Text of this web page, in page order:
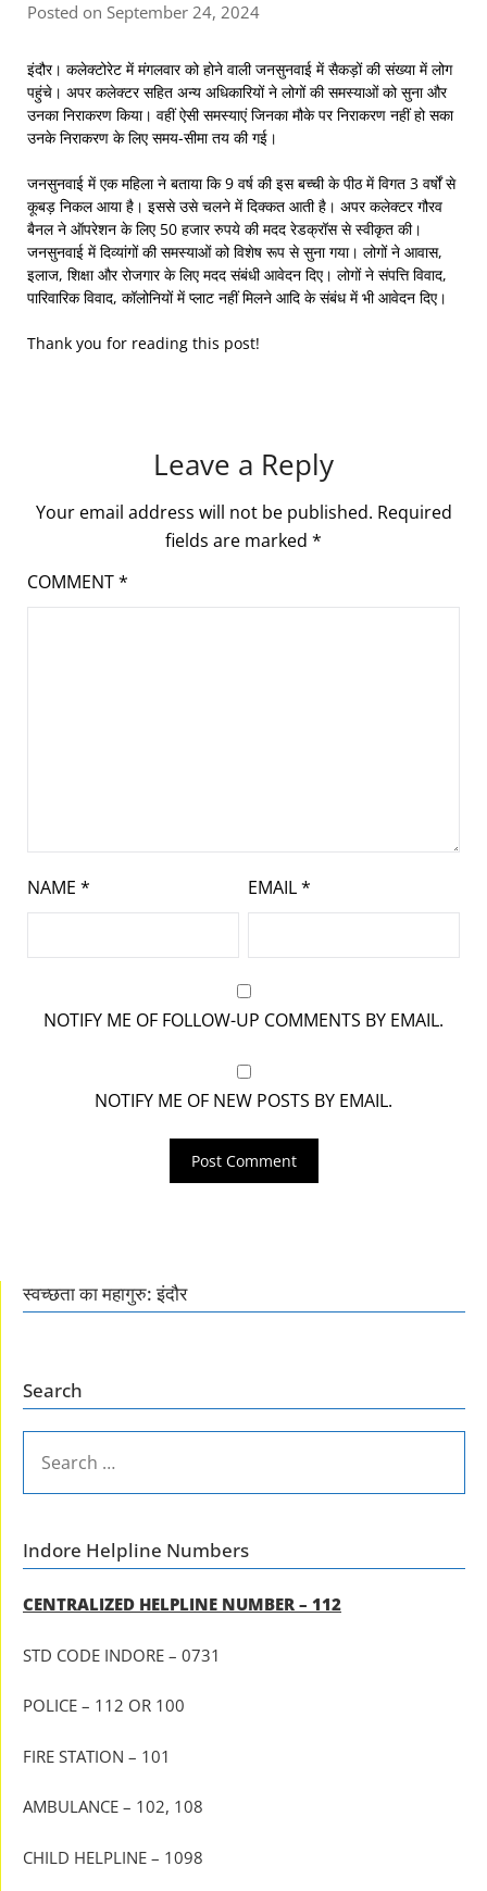
Posted on September 24, 2024
इंदौर। कलेक्टोरेट में मंगलवार को होने वाली जनसुनवाई में सैकड़ों की संख्या में लोग
पहुंचे। अपर कलेक्टर सहित अन्य अधिकारियों ने लोगों की समस्याओं को सुना और
उनका निराकरण किया। वहीं ऐसी समस्याएं जिनका मौके पर निराकरण नहीं हो सका
उनके निराकरण के लिए समय-सीमा तय की गई।
जनसुनवाई में एक महिला ने बताया कि 9 वर्ष की इस बच्ची के पीठ में विगत 3 वर्षों से
कूबड़ निकल आया है। इससे उसे चलने में दिक्कत आती है। अपर कलेक्टर गौरव
बैनल ने ऑपरेशन के लिए 50 हजार रुपये की मदद रेडक्रॉस से स्वीकृत की।
जनसुनवाई में दिव्यांगों की समस्याओं को विशेष रूप से सुना गया। लोगों ने आवास,
इलाज, शिक्षा और रोजगार के लिए मदद संबंधी आवेदन दिए। लोगों ने संपत्ति विवाद,
पारिवारिक विवाद, कॉलोनियों में प्लाट नहीं मिलने आदि के संबंध में भी आवेदन दिए।
Thank you for reading this post!
Leave a Reply
Your email address will not be published. Required
fields are marked *
COMMENT*
NAME * EMAIL*
NOTIFY ME OF FOLLOW-UP COMMENTS BY EMAIL.
NOTIFY ME OF NEW POSTS BY EMAIL.
स्वच्छता का महागुरु: इंदौर
Search
FOR:
Indore Helpline Numbers
CENTRALIZED HELPLINE NUMBER – 112
STD CODE INDORE – 0731
POLICE – 112 OR 100
FIRE STATION – 101
AMBULANCE – 102, 108
CHILD HELPLINE – 1098